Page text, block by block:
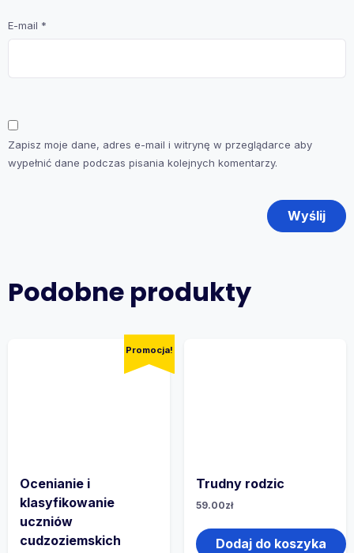
E-mail *
Zapisz moje dane, adres e-mail i witrynę w przeglądarce aby
wypełnić dane podczas pisania kolejnych komentarzy.
Podobne produkty
Promocja!
Ocenianie i
klasyfikowanie
uczniów
cudzoziemskich
Trudny rodzic
59.00zł
Dodaj do koszyka